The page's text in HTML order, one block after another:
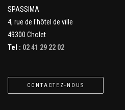
SPASSIMA
4, rue de l'hôtel de ville
49300 Cholet
Tel : 02 41 29 22 02
CONTACTEZ-NOUS